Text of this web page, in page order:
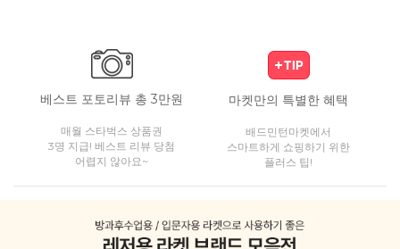
베스트 포토리뷰 총 3만원
매월 스타벅스 상품권
3명 지급! 베스트 리뷰 당첨
어렵지 않아요~
마켓만의 특별한 혜택
배드민턴마켓에서
스마트하게 쇼핑하기 위한
플러스 팁!